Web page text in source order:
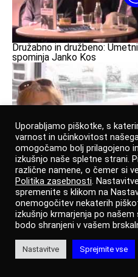
Družabno in družbeno:
spominja Janko Kos
Novinarska konferenca ob
Uporabljamo piškotke, s
varnost in učinkovitost
omogočamo bolj prilagojeno
izkušnjo naše spletne strani.
različne namene, o čemer si
Politika zasebnosti.
spremenite s klikom na
onemogočitev nekaterih
izkušnjo krmarjenja po
bodo shranjeni v vašem
Nastavitve Sprejmite vse